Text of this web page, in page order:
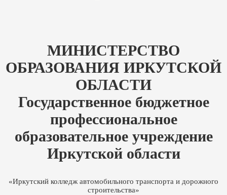
МИНИСТЕРСТВО
ОБРАЗОВАНИЯ ИРКУТСКОЙ
ОБЛАСТИ
Государственное бюджетное
профессиональное
образовательное учреждение
Иркутской области
«Иркутский колледж автомобильного транспорта и дорожного
строительства»